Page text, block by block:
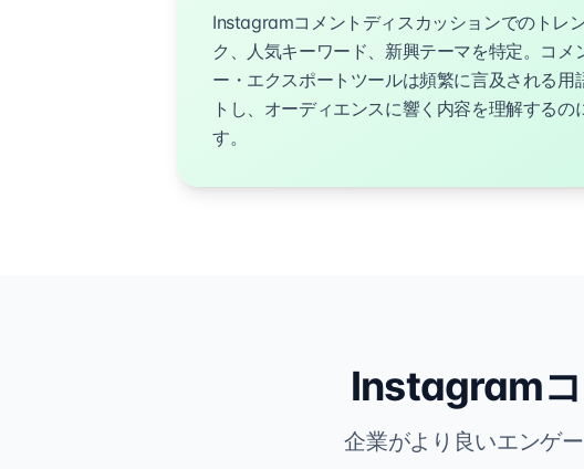
Instagramコメントディスカッションでのトレ
ク、人気キーワード、新興テーマを特定。コメ
ー・エクスポートツールは頻繁に言及される用
トし、オーディエンスに響く内容を理解するの
す。
Instagram
企業がより良いエンゲ